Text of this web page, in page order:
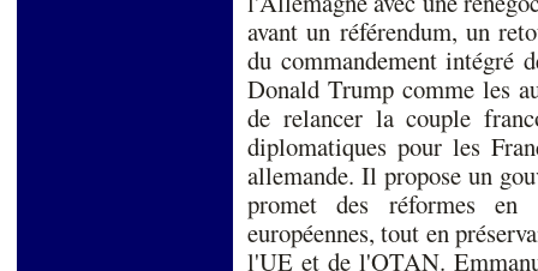
avant un référendum, un
du commandement intégré
Donald Trump comme les
de relancer la couple
diplomatiques pour les
allemande. Il propose un
promet des réformes en
européennes, tout en
l'UE et de l'OTAN.